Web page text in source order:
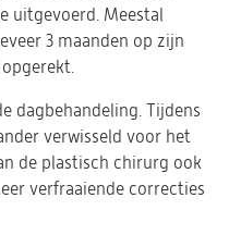
uitgevoerd. Meestal
3 maanden op zijn
dagbehandeling. Tijdens
verwisseld voor het
de plastisch chirurg ook
verfraaiende correcties